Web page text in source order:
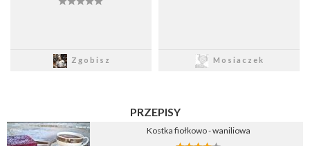
Zgobisz
Zapisz
Mosiaczek
PRZEPISY
Kostka fiołkowo - waniliowa